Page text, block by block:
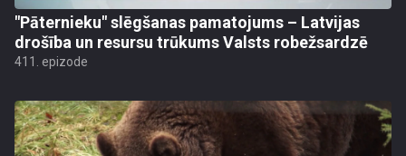
"Pāternieku" slēgšanas pamatojums – Latvijas
drošība un resursu trūkums Valsts robežsardzē
411. epizode